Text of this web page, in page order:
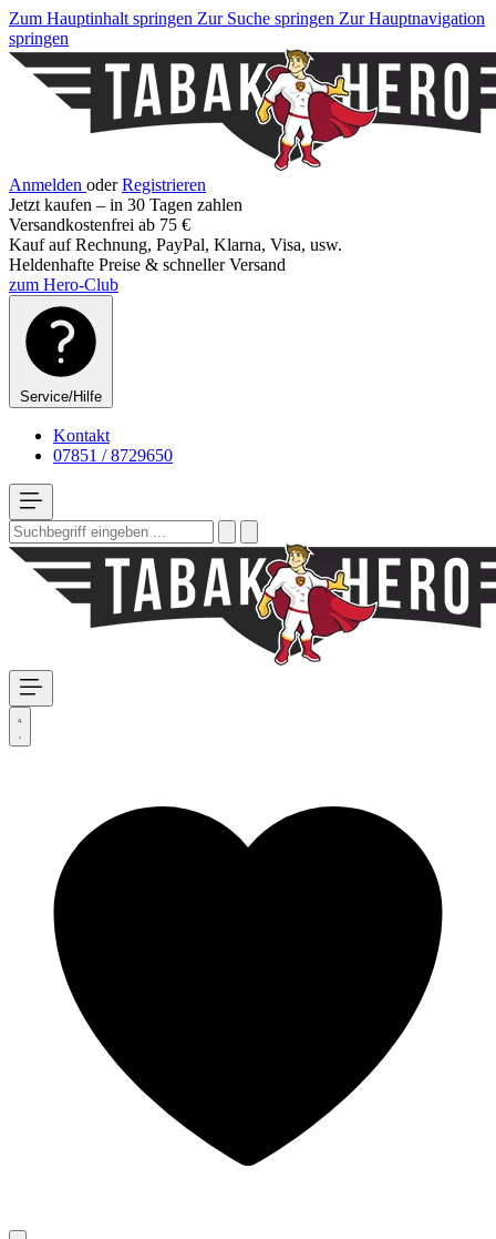
Zum Hauptinhalt springen Zur Suche springen Zur Hauptnavigation
springen
Anmelden oder Registrieren
Jetzt kaufen – in 30 Tagen zahlen
Versandkostenfrei ab 75 €
Kauf auf Rechnung, PayPal, Klarna, Visa, usw.
Heldenhafte Preise & schneller Versand
zum Hero-Club
Service/Hilfe
Kontakt
07851 / 8729650